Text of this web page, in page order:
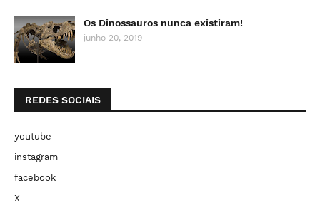
Os Dinossauros nunca existiram!
junho 20, 2019
REDES SOCIAIS
youtube
instagram
facebook
X